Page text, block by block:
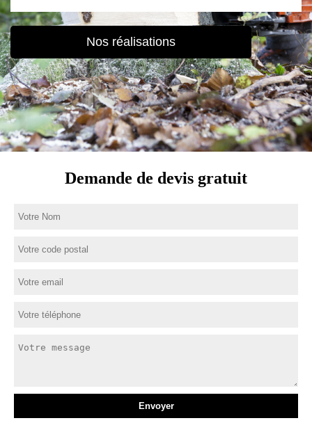
Nos réalisations
Demande de devis gratuit